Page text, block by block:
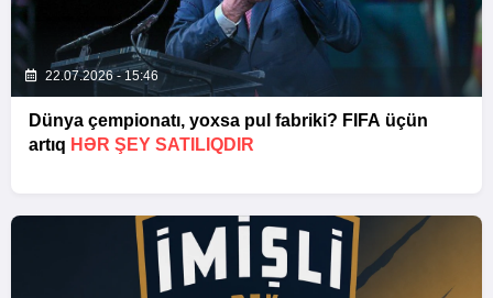
22.07.2026 - 15:46
Dünya çempionatı, yoxsa pul fabriki? FIFA üçün
artıq HƏR ŞEY SATILIQDIR